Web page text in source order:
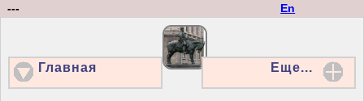
En
---
Главная Еще...